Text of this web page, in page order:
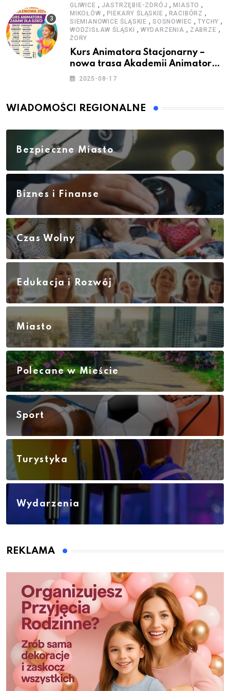
GLIWICE , JASTRZĘBIE-ZDRÓJ ,MIASTO ,
MIKOŁÓW , PIEKARY ŚLĄSKIE , RACIBÓRZ ,
SIEMIANOWICE ŚLĄSKIE ,SOSNOWIEC ,TYCHY ,
WODZISŁAW ŚLĄSKI , WYDARZENIA , ZABRZE ,
ŻORY
Kurs Animatora Stacjonarny –
nowa trasa Akademii Animatora
– jesień 2025
2025-08-17
WIADOMOŚCI REGIONALNE
Bezpieczne Miasto
Biznes i Finanse
Czas Wolny
Edukacja i Rozwój
Miasto
Polecane w Mieście
Sport
Turystyka
Wydarzenia
REKLAMA